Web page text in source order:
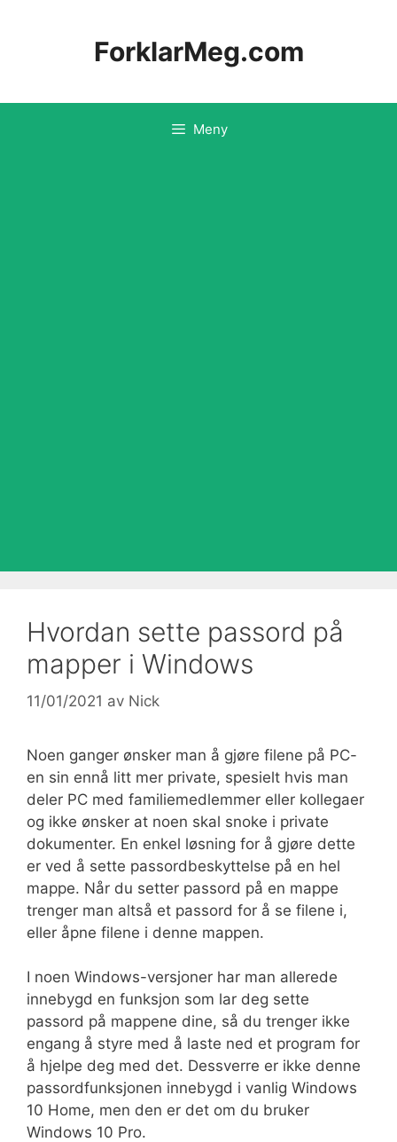
ForklarMeg.com
Meny
Hvordan sette passord på
mapper i Windows
11/01/2021 av Nick
Noen ganger ønsker man å gjøre filene på PC-
en sin ennå litt mer private, spesielt hvis man
deler PC med familiemedlemmer eller kollegaer
og ikke ønsker at noen skal snoke i private
dokumenter. En enkel løsning for å gjøre dette
er ved å sette passordbeskyttelse på en hel
mappe. Når du setter passord på en mappe
trenger man altså et passord for å se filene i,
eller åpne filene i denne mappen.
I noen Windows-versjoner har man allerede
innebygd en funksjon som lar deg sette
passord på mappene dine, så du trenger ikke
engang å styre med å laste ned et program for
å hjelpe deg med det. Dessverre er ikke denne
passordfunksjonen innebygd i vanlig Windows
10 Home, men den er det om du bruker
Windows 10 Pro.